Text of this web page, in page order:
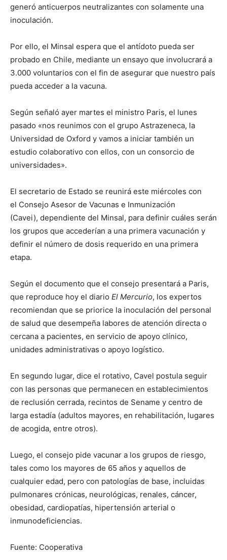
generó anticuerpos neutralizantes con solamente una
inoculación.
Por ello, el Minsal espera que el antídoto pueda ser
probado en Chile, mediante un ensayo que involucrará a
3.000 voluntarios con el fin de asegurar que nuestro país
pueda acceder a la vacuna.
Según señaló ayer martes el ministro Paris, el lunes
pasado «nos reunimos con el grupo Astrazeneca, la
Universidad de Oxford y vamos a iniciar también un
estudio colaborativo con ellos, con un consorcio de
universidades».
El secretario de Estado se reunirá este miércoles con
el Consejo Asesor de Vacunas e Inmunización
(Cavei), dependiente del Minsal, para definir cuáles serán
los grupos que accederían a una primera vacunación y
definir el número de dosis requerido en una primera
etapa.
Según el documento que el consejo presentará a Paris,
que reproduce hoy el diario El Mercurio, los expertos
recomiendan que se priorice la inoculación del personal
de salud que desempeña labores de atención directa o
cercana a pacientes, en servicio de apoyo clínico,
unidades administrativas o apoyo logístico.
En segundo lugar, dice el rotativo, Cavel postula seguir
con las personas que permanecen en establecimientos
de reclusión cerrada, recintos de Sename y centro de
larga estadía (adultos mayores, en rehabilitación, lugares
de acogida, entre otros).
Luego, el consejo pide vacunar a los grupos de riesgo,
tales como los mayores de 65 años y aquellos de
cualquier edad, pero con patologías de base, incluidas
pulmonares crónicas, neurológicas, renales, cáncer,
obesidad, cardiopatías, hipertensión arterial o
inmunodeficiencias.
Fuente: Cooperativa